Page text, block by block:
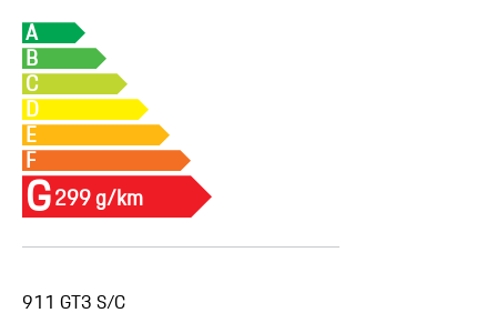
A
B
C
D
E
F
G299 g/km
911 GT3 S/C